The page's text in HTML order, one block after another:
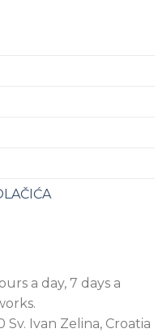
a day, 7 days a
Sv. Ivan Zelina, Croatia